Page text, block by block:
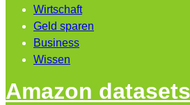
Wirtschaft
Geld sparen
Business
Wissen
Amazon datasets